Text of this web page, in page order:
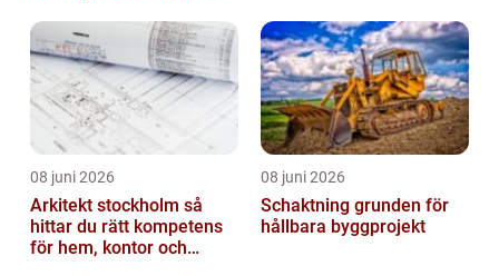
08 juni 2026
Arkitekt stockholm så
hittar du rätt kompetens
för hem, kontor och
08 juni 2026
Schaktning grunden för
hållbara byggprojekt